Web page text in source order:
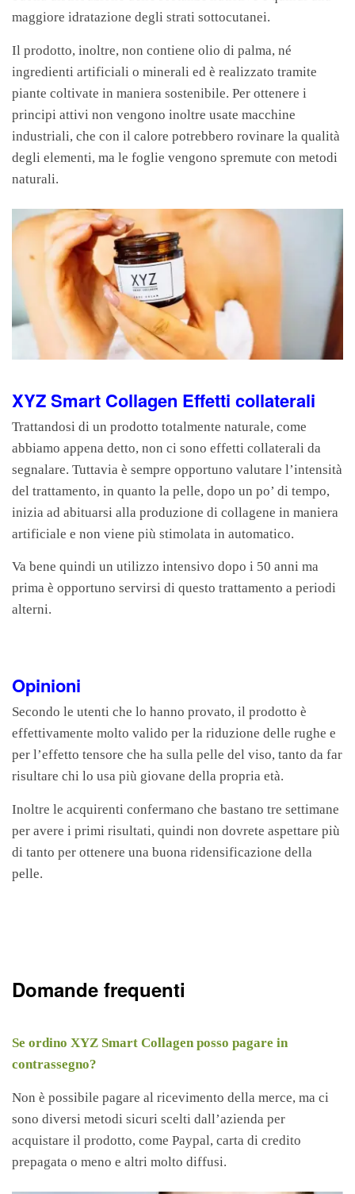
maggiore idratazione degli strati sottocutanei.
Il prodotto, inoltre, non contiene olio di palma, né
ingredienti artificiali o minerali ed è realizzato tramite
piante coltivate in maniera sostenibile. Per ottenere i
principi attivi non vengono inoltre usate macchine
industriali, che con il calore potrebbero rovinare la qualità
degli elementi, ma le foglie vengono spremute con metodi
naturali.
XYZ Smart Collagen Effetti collaterali
Trattandosi di un prodotto totalmente naturale, come
abbiamo appena detto, non ci sono effetti collaterali da
segnalare. Tuttavia è sempre opportuno valutare l’intensità
del trattamento, in quanto la pelle, dopo un po’ di tempo,
inizia ad abituarsi alla produzione di collagene in maniera
artificiale e non viene più stimolata in automatico.
Va bene quindi un utilizzo intensivo dopo i 50 anni ma
prima è opportuno servirsi di questo trattamento a periodi
alterni.
Opinioni
Secondo le utenti che lo hanno provato, il prodotto è
effettivamente molto valido per la riduzione delle rughe e
per l’effetto tensore che ha sulla pelle del viso, tanto da far
risultare chi lo usa più giovane della propria età.
Inoltre le acquirenti confermano che bastano tre settimane
per avere i primi risultati, quindi non dovrete aspettare più
di tanto per ottenere una buona ridensificazione della
pelle.
Domande frequenti
Se ordino XYZ Smart Collagen posso pagare in
contrassegno?
Non è possibile pagare al ricevimento della merce, ma ci
sono diversi metodi sicuri scelti dall’azienda per
acquistare il prodotto, come Paypal, carta di credito
prepagata o meno e altri molto diffusi.